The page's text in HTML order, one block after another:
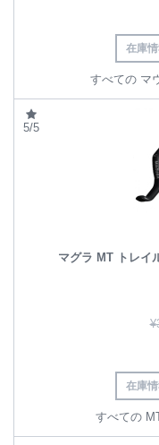
在庫
すべての マ
5/5
マグラ MT トレイ
¥
在庫
すべての